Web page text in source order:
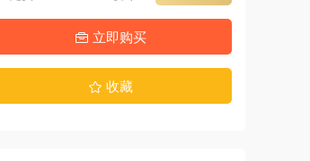
立即购买
收藏